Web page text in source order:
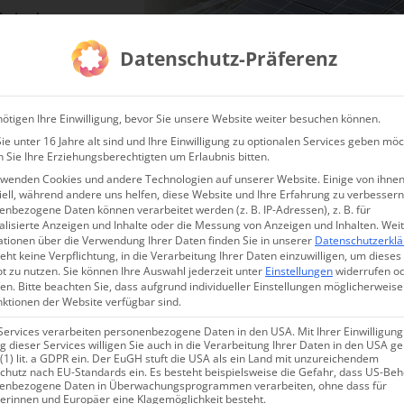
& Inspektion Behörden Sets Dienstleister Sets Online
Online Schulung:
49,00€
inkl. 19% MwSt.
Datenschutz-Präferenz
Ihre Einwilligung, bevor Sie unsere Website weiter besuchen können.
unter 16 Jahre alt sind und Ihre Einwilligung zu optionalen Services geben
Sie Ihre Erziehungsberechtigten um Erlaubnis bitten.
Cookies und andere Technologien auf unserer Website. Einige von
während andere uns helfen, diese Website und Ihre Erfahrung zu
Daten können verarbeitet werden (z. B. IP-Adressen), z. B. für
Anzeigen und Inhalte oder die Messung von Anzeigen und Inhalten.
über die Verwendung Ihrer Daten finden Sie in unserer
keine Verpflichtung, in die Verarbeitung Ihrer Daten einzuwilligen, um dieses
zu nutzen.Sie können Ihre Auswahl jederzeit unter Einstellungenwiderrufen
Bitte beachten Sie, dass aufgrund individueller Einstellungen
der Website verfügbar sind.
verarbeiten personenbezogene Daten in den USA. Mit Ihrer
dieser Services willigen Sie auch in die Verarbeitung Ihrer Daten in den USA
lit. a GDPR ein. Der EuGH stuft die USA als ein Land mit unzureichendem
nach EU-Standards ein. Es besteht beispielsweise die Gefahr, dass US-
Daten in Überwachungsprogrammen verarbeiten, ohne dass für
und Europäer eine Klagemöglichkeit besteht.